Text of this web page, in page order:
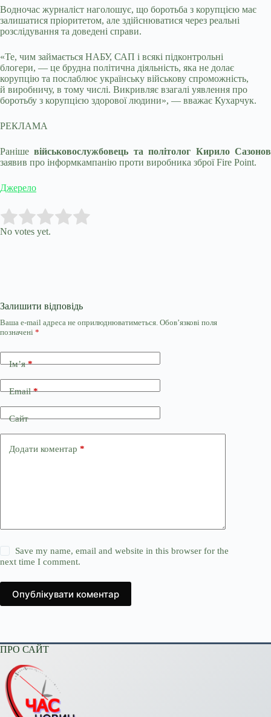
Водночас журналіст наголошує, що боротьба з корупцією має
залишатися пріоритетом, але здійснюватися через реальні
розслідування та доведені справи.
«Те, чим займається НАБУ, САП і всякі підконтрольні
блогери, — це брудна політична діяльність, яка не долає
корупцію та послаблює українську військову спроможність,
й виробничу, в тому числі. Викривляє взагалі уявлення про
боротьбу з корупцією здорової людини», — вважає Кухарчук.
РЕКЛАМА
Ранішевійськовослужбовець та політолог Кирило Сазонов
заявив про інформкампанію проти виробника зброї Fire Point.
Джерело
Rate this item:
No votes yet.
Залишити відповідь
Ваша e-mail адреса не оприлюднюватиметься. Обов’язкові поля
позначені *
Ім’я*
Email*
Сайт
Додати коментар *
Save my name, email and website in this browser for the
next time I comment.
Опублікувати коментар
ПРО САЙТ